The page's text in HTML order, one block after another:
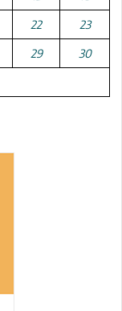
22 23
29 30